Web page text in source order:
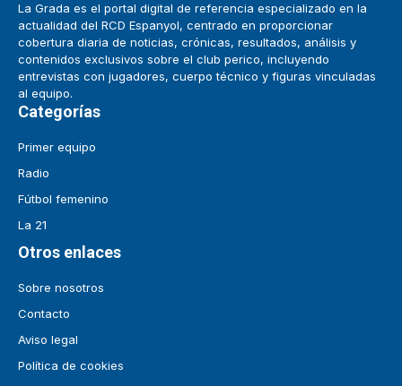
La Grada es el portal digital de referencia especializado en la
actualidad del RCD Espanyol, centrado en proporcionar
cobertura diaria de noticias, crónicas, resultados, análisis y
contenidos exclusivos sobre el club perico, incluyendo
entrevistas con jugadores, cuerpo técnico y figuras vinculadas
al equipo.
Categorías
Primer equipo
Radio
Fútbol femenino
La 21
Otros enlaces
Sobre nosotros
Contacto
Aviso legal
Política de cookies